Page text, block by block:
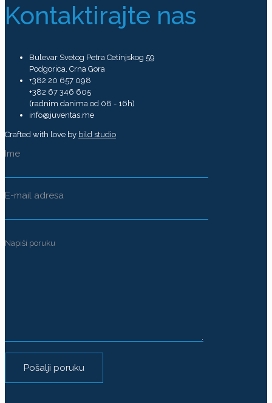
Kontaktirajte nas
Bulevar Svetog Petra Cetinjskog 59
Podgorica, Crna Gora
+382 20 657 098
+382 67 346 605
(radnim danima od 08 - 16h)
info@juventas.me
Crafted with love by bild studio